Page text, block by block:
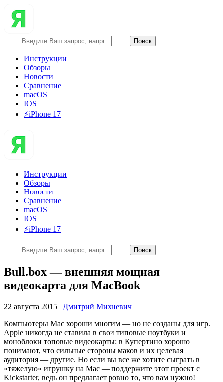
Инструкции
Обзоры
Новости
Сравнение
macOS
IOS
⚡️iPhone 17
Инструкции
Обзоры
Новости
Сравнение
macOS
IOS
⚡️iPhone 17
Bull.box — внешняя мощная
видеокарта для MacBook
22 августа 2015 | Дмитрий Михневич
Компьютеры Mac хороши многим — но не созданы для игр.
Apple никогда не ставила в свои типовые ноутбуки и
моноблоки топовые видеокарты: в Купертино хорошо
понимают, что сильные стороны маков и их целевая
аудитория — другие. Но если вы все же хотите сыграть в
«тяжелую» игрушку на Мас — поддержите этот проект с
Kickstarter, ведь он предлагает ровно то, что вам нужно!